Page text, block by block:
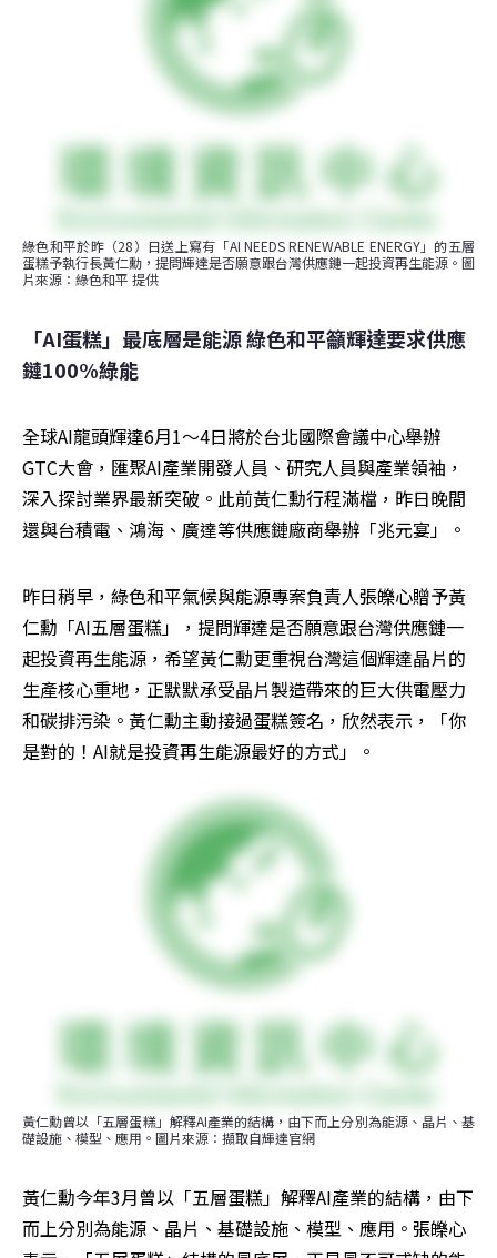
綠色和平於昨（28）日送上寫有「AI NEEDS RENEWABLE ENERGY」的五層
蛋糕予執行長黃仁勳，提問輝達是否願意跟台灣供應鏈一起投資再生能源。圖
片來源：綠色和平 提供
「AI蛋糕」最底層是能源 綠色和平籲輝達要求供應
鏈100%綠能
全球AI龍頭輝達6月1～4日將於台北國際會議中心舉辦
GTC大會，匯聚AI產業開發人員、研究人員與產業領袖，
深入探討業界最新突破。此前黃仁勳行程滿檔，昨日晚間
還與台積電、鴻海、廣達等供應鏈廠商舉辦「兆元宴」。
昨日稍早，綠色和平氣候與能源專案負責人張皪心贈予黃
仁勳「AI五層蛋糕」，提問輝達是否願意跟台灣供應鏈一
起投資再生能源，希望黃仁勳更重視台灣這個輝達晶片的
生產核心重地，正默默承受晶片製造帶來的巨大供電壓力
和碳排污染。黃仁勳主動接過蛋糕簽名，欣然表示，「你
是對的！AI就是投資再生能源最好的方式」。
黃仁勳曾以「五層蛋糕」解釋AI產業的結構，由下而上分別為能源、晶片、基
礎設施、模型、應用。圖片來源：擷取自輝達官網
黃仁勳今年3月曾以「五層蛋糕」解釋AI產業的結構，由下
而上分別為能源、晶片、基礎設施、模型、應用。張皪心